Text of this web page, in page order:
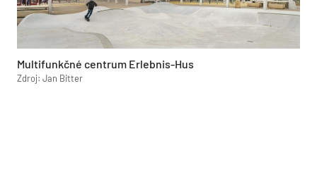
Multifunkčné centrum Erlebnis-Hus
Zdroj: Jan Bitter